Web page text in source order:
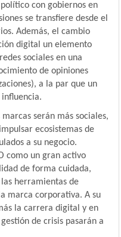
con gobiernos en
se transfiere desde el
Además, el cambio
digital un elemento
sociales en una
de opiniones
a la par que un
marcas serán más sociales,
ecosistemas de
a su negocio.
como un gran activo
de forma cuidada,
herramientas de
marca corporativa. A su
la carrera digital y en
de crisis pasarán a